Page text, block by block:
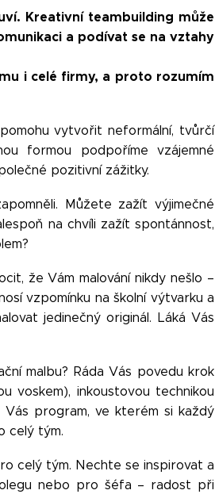
Kreativní teambuilding může
a podívat se na vztahy
i celé firmy, a proto rozumím
vytvořit neformální, tvůrčí
formou podpoříme vzájemné
pozitivní zážitky.
Můžete zažít výjimečné
na chvíli zažít spontánnost,
že Vám malování nikdy nešlo –
vzpomínku na školní výtvarku a
jedinečný originál. Láká Vás
malbu? Ráda Vás povedu krok
voskem), inkoustovou technikou
program, ve kterém si každý
celý tým.
celý tým. Nechte se inspirovat a
nebo pro šéfa – radost při